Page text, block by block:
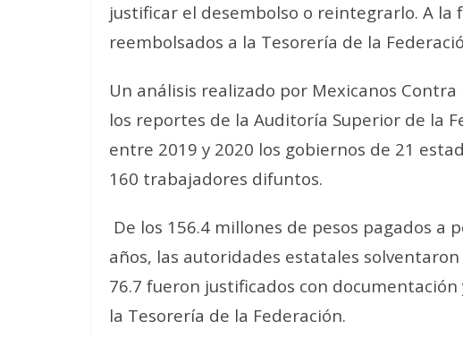
justificar el desembolso o reintegrarlo. A la
reembolsados a la Tesorería de la
Un análisis realizado por Mexicanos
los reportes de la Auditoría Superior de la
entre 2019 y 2020 los gobiernos de 21
160 trabajadores difuntos.
De los 156.4 millones de pesos pagados a
años, las autoridades estatales
76.7 fueron justificados con
la Tesorería de la Federación.